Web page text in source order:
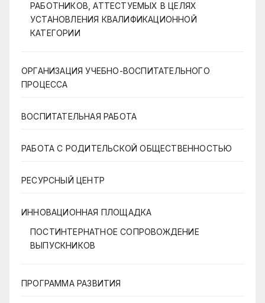
РАБОТНИКОВ, АТТЕСТУЕМЫХ В ЦЕЛЯХ
УСТАНОВЛЕНИЯ КВАЛИФИКАЦИОННОЙ
КАТЕГОРИИ
ОРГАНИЗАЦИЯ УЧЕБНО-ВОСПИТАТЕЛЬНОГО
ПРОЦЕССА
ВОСПИТАТЕЛЬНАЯ РАБОТА
РАБОТА С РОДИТЕЛЬСКОЙ ОБЩЕСТВЕННОСТЬЮ
РЕСУРСНЫЙ ЦЕНТР
ИННОВАЦИОННАЯ ПЛОЩАДКА
ПОСТИНТЕРНАТНОЕ СОПРОВОЖДЕНИЕ
ВЫПУСКНИКОВ
ПРОГРАММА РАЗВИТИЯ